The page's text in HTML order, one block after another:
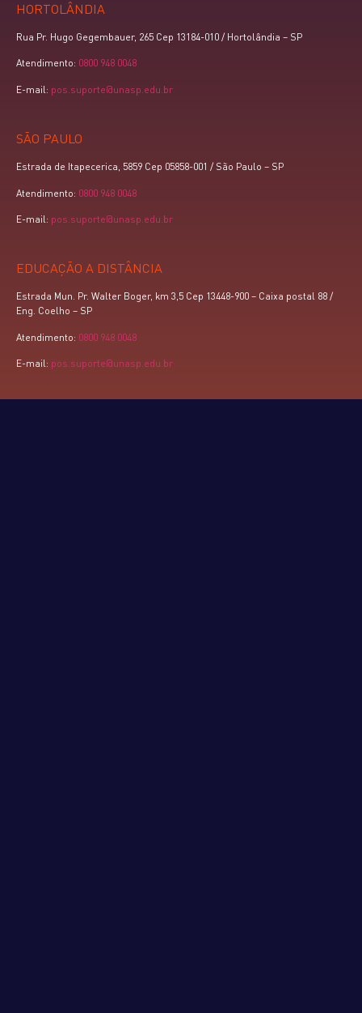
HORTOLÂNDIA
Rua Pr. Hugo Gegembauer, 265 Cep 13184-010 / Hortolândia – SP
Atendimento: 0800 948 0048
E-mail: pos.suporte@unasp.edu.br
SÃO PAULO
Estrada de Itapecerica, 5859 Cep 05858-001 / São Paulo – SP
Atendimento: 0800 948 0048
E-mail: pos.suporte@unasp.edu.br
EDUCAÇÃO A DISTÂNCIA
Estrada Mun. Pr. Walter Boger, km 3,5 Cep 13448-900 – Caixa postal 88 /
Eng. Coelho – SP
Atendimento: 0800 948 0048
E-mail: pos.suporte@unasp.edu.br